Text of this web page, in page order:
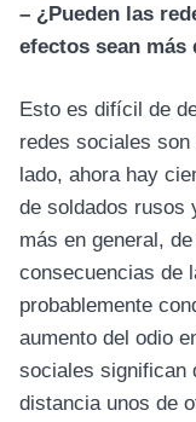
– ¿Pueden las
efectos sean
Esto es difícil de
redes sociales
lado, ahora hay
de soldados rusos
más en general,
consecuencias de
probablemente
aumento del odio
sociales significan
distancia unos de